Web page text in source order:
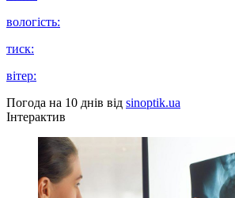
вологість:
тиск:
вітер:
Погода на 10 днів від sinoptik.ua
Інтерактив